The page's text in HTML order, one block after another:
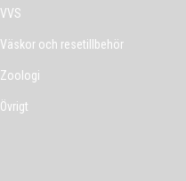
VVS
Väskor och resetillbehör
Zoologi
Övrigt